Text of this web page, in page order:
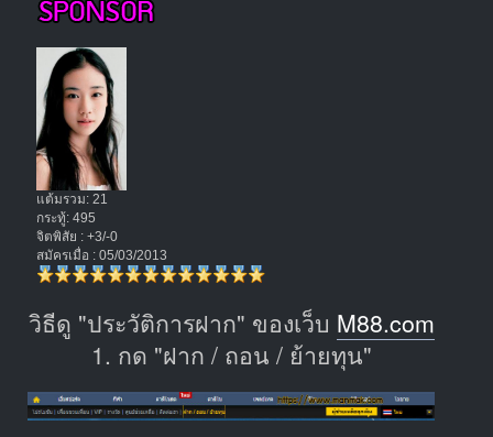
แต้มรวม: 21
กระทู้: 495
จิตพิสัย : +3/-0
สมัครเมื่อ : 05/03/2013
วิธีดู "ประวัติการฝาก" ของเว็บ M88.com
1. กด "ฝาก / ถอน / ย้ายทุน"